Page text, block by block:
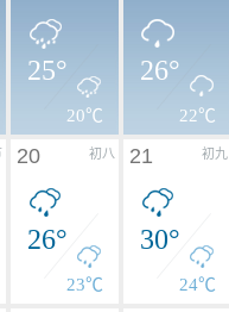
25°
20℃
26°
22℃
初八
20
26°
23℃
初九
21
30°
24℃